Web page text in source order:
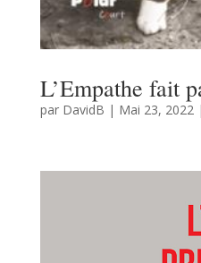
L’Empathe fait
par DavidB | Mai 23, 2022|